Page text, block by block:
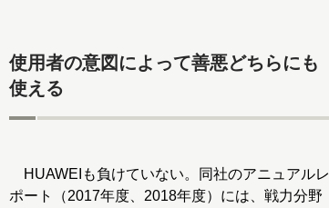
使用者の意図によって善悪どちらにも
使える
HUAWEIも負けていない。同社のアニュアルレ
ポート（2017年度、2018年度）には、戦力分野